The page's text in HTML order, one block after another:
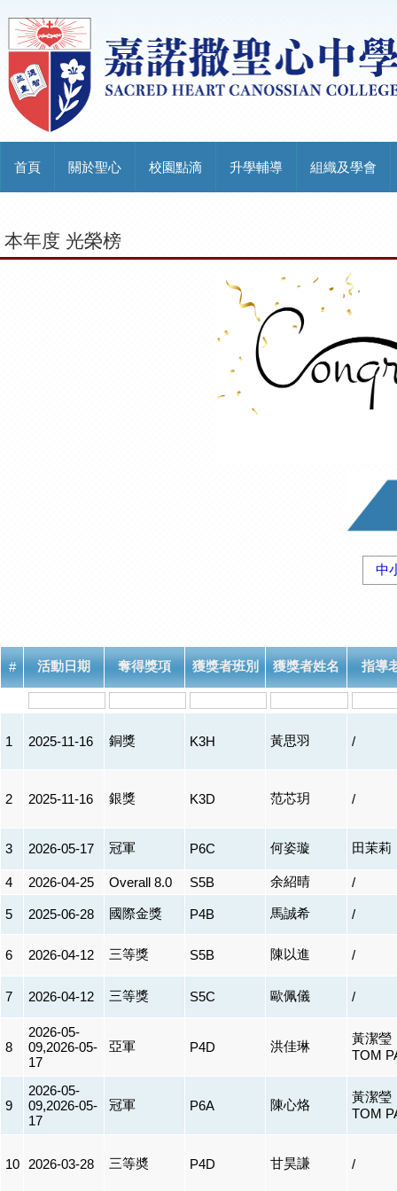
首頁 關於聖心 校園點滴 升學輔導 組織及學會
本年度 光榮榜
中
# 活動日期 奪得獎項 獲獎者班別 獲獎者姓名 指導
1 2025-11-16 銅獎 K3H 黃思羽 /
2 2025-11-16 銀獎 K3D 范芯玥 /
3 2026-05-17 冠軍 P6C 何姿璇 田茉莉
4 2026-04-25 Overall 8.0 S5B 余紹晴 /
5 2025-06-28 國際金獎 P4B 馬誠希 /
6 2026-04-12 三等獎 S5B 陳以進 /
7 2026-04-12 三等獎 S5C 歐佩儀 /
8
2026-05-
09,2026-05-
17
亞軍 P4D 洪佳琳
黃潔瑩
TOM
9
2026-05-
09,2026-05-
17
冠軍 P6A 陳心烙
黃潔瑩
TOM
10 2026-03-28 三等奬 P4D 甘昊謙 /